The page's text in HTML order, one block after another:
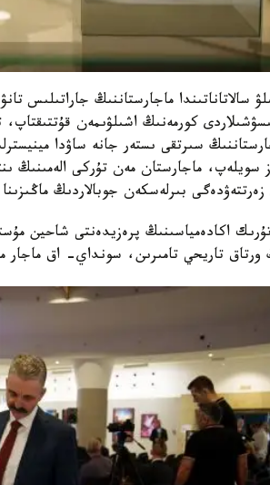
سالاتاناتىندا ماجارستاننىڭ جاراتىلىس
كورمەنىڭ اشىلۋىمەن
سىرتقى ىستەر جانە ساۋدا
سويلەپ، ماجارستان مەن تۇركى الەمىنىڭ
زەرتتەۋدەگى بىرلەسكەن جوبالاردىڭ
تۇرىك اكادەمياسىنىڭ پرەزيدەنتى شاحين
ورتاق تاريحي تامىرىن، سونداي- اق ماجار